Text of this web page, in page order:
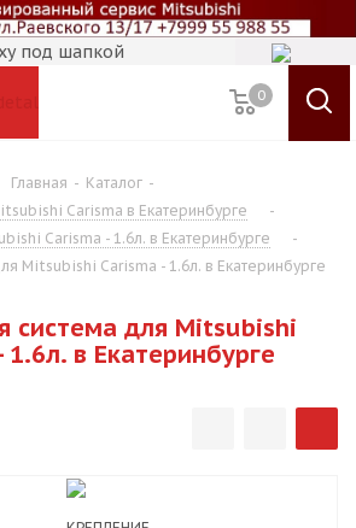
0
Главная - Каталог -
Carisma в Екатеринбурге
-
Carisma - 1.6л. в Екатеринбурге
-
Mitsubishi Carisma - 1.6л. в Екатеринбурге
система для Mitsubishi
1.6л. в Екатеринбурге